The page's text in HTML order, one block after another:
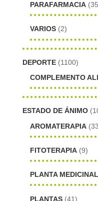
PARAFARMACIA
VARIOS (2)
DEPORTE (1100)
COMPLEMENTO
ESTADO DE ÁNIMO
AROMATERAPIA
FITOTERAPIA (9)
PLANTA MEDICINAL
PLANTAS (41)